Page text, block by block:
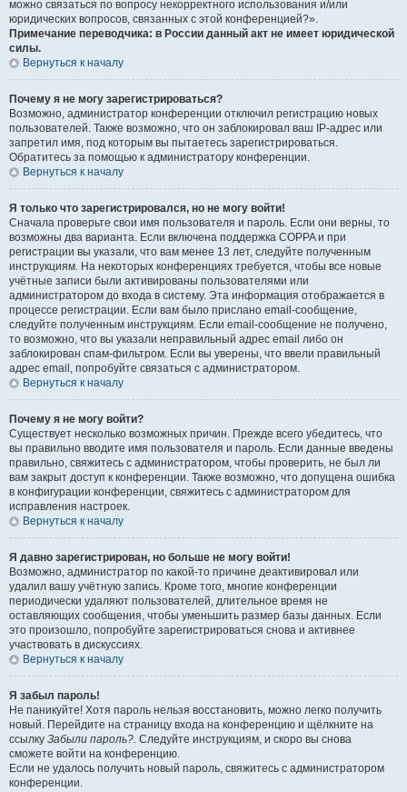
можно связаться по вопросу некорректного использования и/или
юридических вопросов, связанных с этой конференцией?».
Примечание переводчика: в России данный акт не имеет юридической
силы.
Вернуться к началу
Почему я не могу зарегистрироваться?
Возможно, администратор конференции отключил регистрацию новых
пользователей. Также возможно, что он заблокировал ваш IP-адрес или
запретил имя, под которым вы пытаетесь зарегистрироваться.
Обратитесь за помощью к администратору конференции.
Вернуться к началу
Я только что зарегистрировался, но не могу войти!
Сначала проверьте свои имя пользователя и пароль. Если они верны, то
возможны два варианта. Если включена поддержка COPPA и при
регистрации вы указали, что вам менее 13 лет, следуйте полученным
инструкциям. На некоторых конференциях требуется, чтобы все новые
учётные записи были активированы пользователями или
администратором до входа в систему. Эта информация отображается в
процессе регистрации. Если вам было прислано email-сообщение,
следуйте полученным инструкциям. Если email-сообщение не получено,
то возможно, что вы указали неправильный адрес email либо он
заблокирован спам-фильтром. Если вы уверены, что ввели правильный
адрес email, попробуйте связаться с администратором.
Вернуться к началу
Почему я не могу войти?
Существует несколько возможных причин. Прежде всего убедитесь, что
вы правильно вводите имя пользователя и пароль. Если данные введены
правильно, свяжитесь с администратором, чтобы проверить, не был ли
вам закрыт доступ к конференции. Также возможно, что допущена ошибка
в конфигурации конференции, свяжитесь с администратором для
исправления настроек.
Вернуться к началу
Я давно зарегистрирован, но больше не могу войти!
Возможно, администратор по какой-то причине деактивировал или
удалил вашу учётную запись. Кроме того, многие конференции
периодически удаляют пользователей, длительное время не
оставляющих сообщения, чтобы уменьшить размер базы данных. Если
это произошло, попробуйте зарегистрироваться снова и активнее
участвовать в дискуссиях.
Вернуться к началу
Я забыл пароль!
Не паникуйте! Хотя пароль нельзя восстановить, можно легко получить
новый. Перейдите на страницу входа на конференцию и щёлкните на
ссылку Забыли пароль?. Следуйте инструкциям, и скоро вы снова
сможете войти на конференцию.
Если не удалось получить новый пароль, свяжитесь с администратором
конференции.